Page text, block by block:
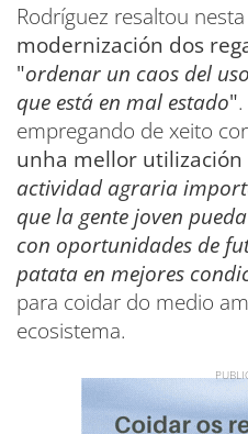
Rodríguez resaltou
modernización dos
"ordenar un caos del
que está en mal estado"
empregando de xeito
unha mellor utilización
actividad agraria
que la gente joven
con oportunidades de
patata en mejores
para coidar do medio
ecosistema.